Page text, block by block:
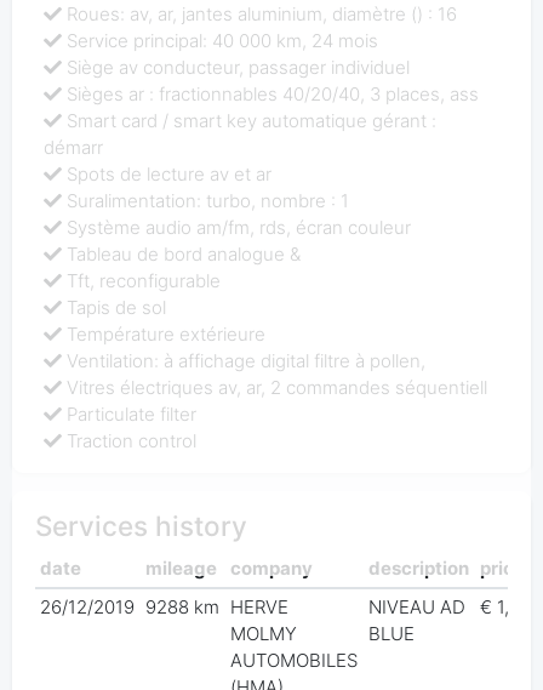
Roues: av, ar, jantes aluminium, diamètre () : 16
Service principal: 40 000 km, 24 mois
Siège av conducteur, passager individuel
Sièges ar : fractionnables 40/20/40, 3 places, ass
Smart card / smart key automatique gérant :
démarr
Spots de lecture av et ar
Suralimentation: turbo, nombre : 1
Système audio am/fm, rds, écran couleur
Tableau de bord analogue &
Tft, reconfigurable
Tapis de sol
Température extérieure
Ventilation: à affichage digital filtre à pollen,
Vitres électriques av, ar, 2 commandes séquentiell
Particulate filter
Traction control
Services history
date mileage company description price
26/12/2019 9288 km HERVE
MOLMY
AUTOMOBILES
NIVEAU AD
BLUE
€ 1,00